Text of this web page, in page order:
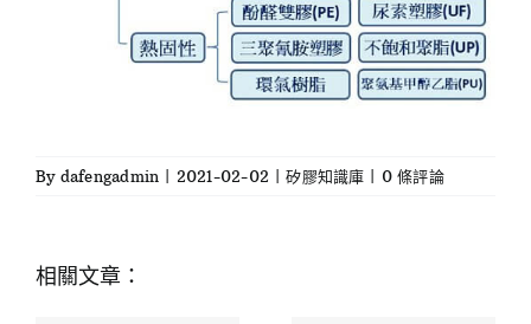
By dafengadmin 2021-02-02 矽膠知識庫 0 條評論
相關文章：